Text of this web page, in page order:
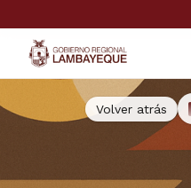
GORE Lambayeque
Volver atrás